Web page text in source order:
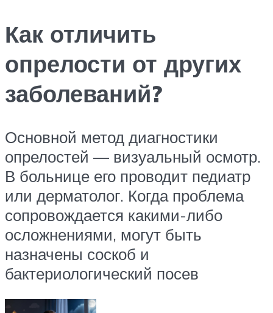
Как отличить
опрелости от других
заболеваний?
Основной метод диагностики
опрелостей — визуальный осмотр.
В больнице его проводит педиатр
или дерматолог. Когда проблема
сопровождается какими-либо
осложнениями, могут быть
назначены соскоб и
бактериологический посев